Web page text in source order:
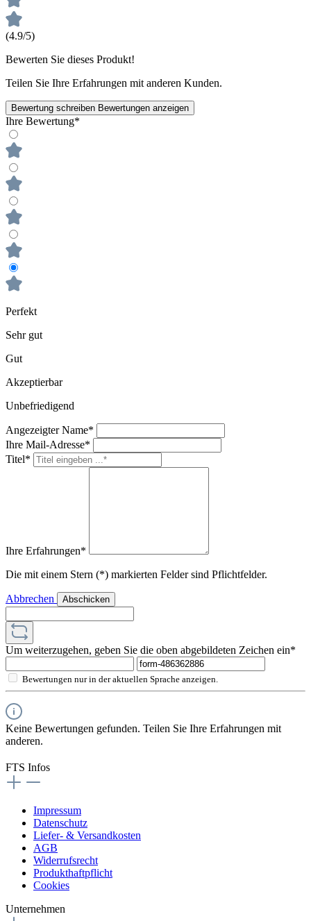
(4.9/5)
Bewerten Sie dieses Produkt!
Teilen Sie Ihre Erfahrungen mit anderen Kunden.
Bewertung schreiben Bewertungen anzeigen
Ihre Bewertung*
Perfekt
Sehr gut
Gut
Akzeptierbar
Unbefriedigend
Angezeigter Name*
Ihre Mail-Adresse*
Titel*
Ihre Erfahrungen*
Die mit einem Stern (*) markierten Felder sind Pflichtfelder.
Abbrechen Abschicken
Um weiterzugehen, geben Sie die oben abgebildeten Zeichen ein*
Bewertungen nur in der aktuellen Sprache anzeigen.
Keine Bewertungen gefunden. Teilen Sie Ihre Erfahrungen mit
anderen.
FTS Infos
Impressum
Datenschutz
Liefer- & Versandkosten
AGB
Widerrufsrecht
Produkthaftpflicht
Cookies
Unternehmen